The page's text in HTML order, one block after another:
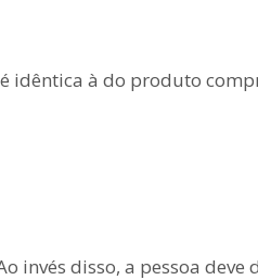
idêntica à do produto
invés disso, a pessoa deve